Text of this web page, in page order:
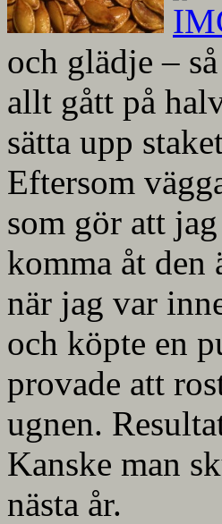
och glädje –
allt gått på
sätta upp
Eftersom
som gör att
komma åt
när jag var
och köpte en
provade att
ugnen.
Kanske man
nästa år.